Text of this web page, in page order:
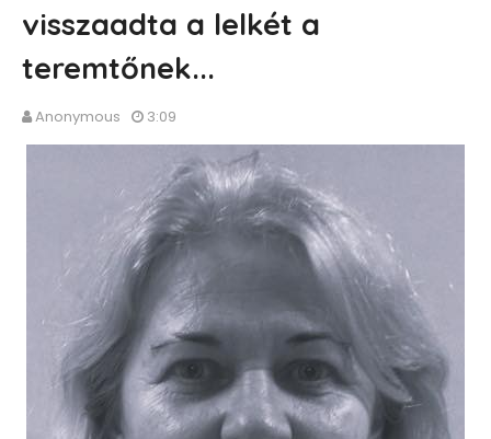
visszaadta a lelkét a
teremtőnek...
Anonymous 3:09